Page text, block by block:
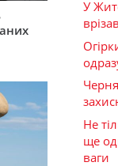
У
Не
ще
ваги